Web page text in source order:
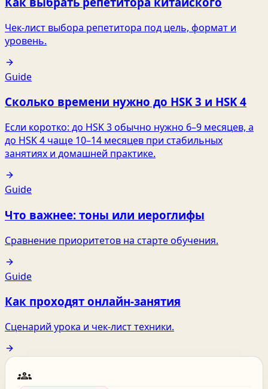
Чек‑лист выбора репетитора под цель, формат и
уровень.
Guide
Сколько времени нужно до HSK 3 и HSK 4
Если коротко: до HSK 3 обычно нужно 6–9 месяцев, а
до HSK 4 чаще 10–14 месяцев при стабильных
занятиях и домашней практике.
Guide
Что важнее: тоны или иероглифы
Сравнение приоритетов на старте обучения.
Guide
Как проходят онлайн‑занятия
Сценарий урока и чек‑лист техники.
groups